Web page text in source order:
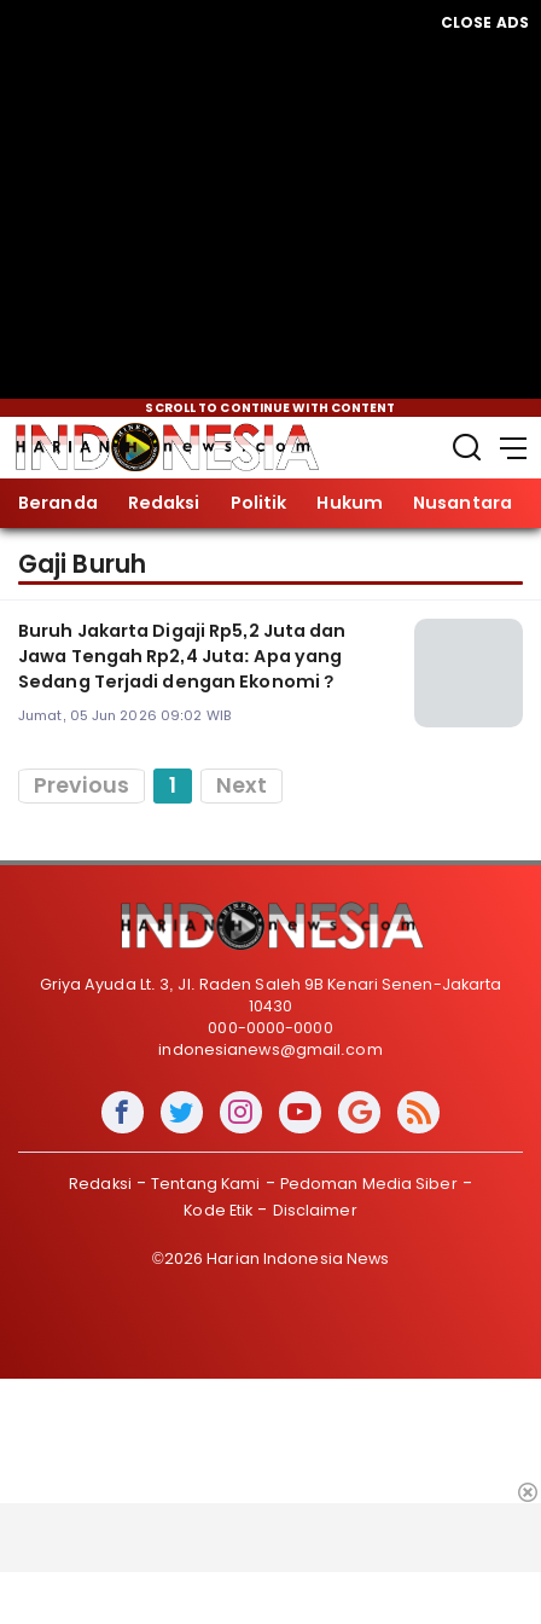
CLOSE ADS
SCROLL TO CONTINUE WITH CONTENT
Beranda Redaksi Politik Hukum Nusantara
Gaji Buruh
Buruh Jakarta Digaji Rp5,2 Juta dan
Jawa Tengah Rp2,4 Juta: Apa yang
Sedang Terjadi dengan Ekonomi ?
Jumat, 05 Jun 2026 09:02 WIB
Previous 1 Next
Griya Ayuda Lt. 3, Jl. Raden Saleh 9B Kenari Senen-Jakarta
10430
000-0000-0000
indonesianews@gmail.com
Redaksi Tentang Kami
Pedoman Media Siber
Kode Etik
Disclaimer
©2026 Harian Indonesia News